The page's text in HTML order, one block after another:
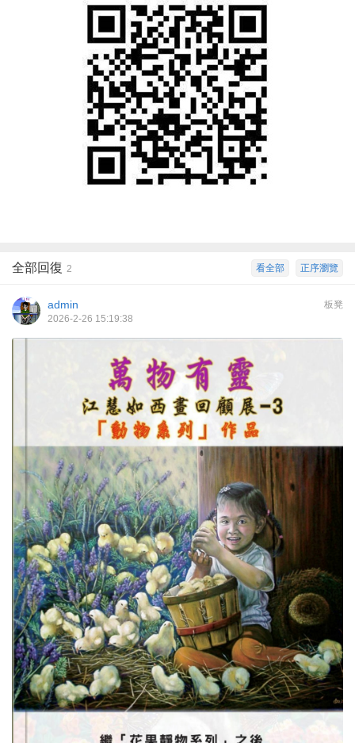
正序瀏覽
看全部
全部回復 2
板凳
admin
2026-2-26 15:19:38